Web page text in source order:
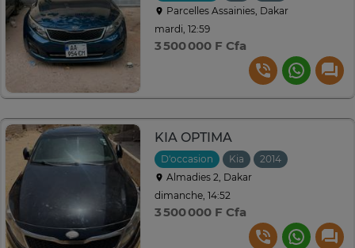
Parcelles Assainies, Dakar
mardi, 12:59
3 500 000 F Cfa
KIA OPTIMA
D'occasion Kia 2014
Almadies 2, Dakar
dimanche, 14:52
3 500 000 F Cfa